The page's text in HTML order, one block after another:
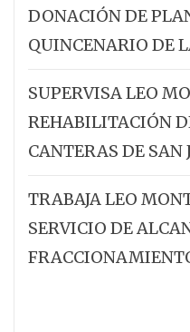
DONACIÓN DE
QUINCENARIO DE
SUPERVISA LEO
REHABILITACIÓN
CANTERAS DE SAN
TRABAJA LEO
SERVICIO DE